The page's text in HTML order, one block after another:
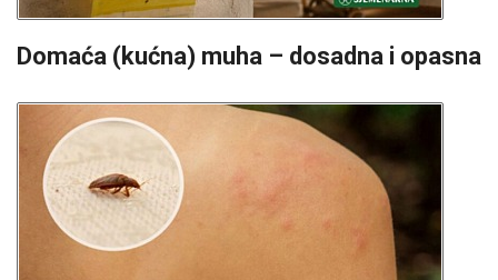
Domaća (kućna) muha – dosadna i opasna